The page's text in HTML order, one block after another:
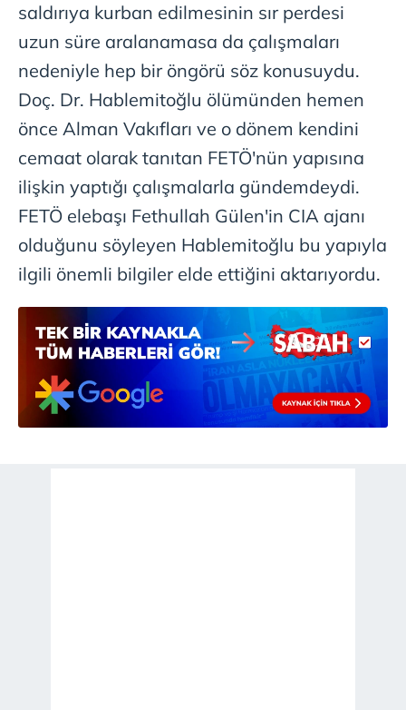
saldırıya kurban edilmesinin sır perdesi
uzun süre aralanamasa da çalışmaları
nedeniyle hep bir öngörü söz konusuydu.
Doç. Dr. Hablemitoğlu ölümünden hemen
önce Alman Vakıfları ve o dönem kendini
cemaat olarak tanıtan FETÖ'nün yapısına
ilişkin yaptığı çalışmalarla gündemdeydi.
FETÖ elebaşı Fethullah Gülen'in CIA ajanı
olduğunu söyleyen Hablemitoğlu bu yapıyla
ilgili önemli bilgiler elde ettiğini aktarıyordu.